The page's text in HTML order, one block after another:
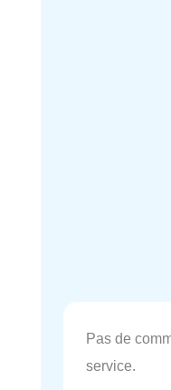
Pas de
service.